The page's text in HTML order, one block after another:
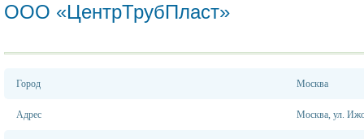
ООО «ЦентрТрубПласт»
Город Москва
Адрес Москва, ул.